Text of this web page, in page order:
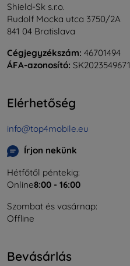
Shield-Sk s.r.o.
Rudolf Mocka utca 3750/2A
841 04 Bratislava
Cégjegyzékszám: 46701494
ÁFA-azonosító: SK2023549671
Elérhetőség
info@top4mobile.eu
Írjon nekünk
Hétfőtől péntekig:
Online8:00 - 16:00
Szombat és vasárnap:
Offline
Bevásárlás